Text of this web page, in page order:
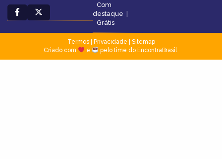
Com
destaque |
Grátis
Termos| Privacidade
Sitemap
Criado com
e pelo time do EncontraBrasil